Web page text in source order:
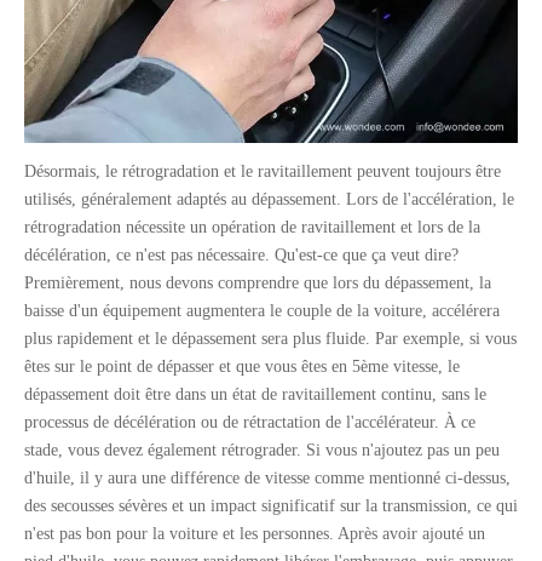
Désormais, le rétrogradation et le ravitaillement peuvent toujours être
utilisés, généralement adaptés au dépassement. Lors de l'accélération, le
rétrogradation nécessite un opération de ravitaillement et lors de la
décélération, ce n'est pas nécessaire. Qu'est-ce que ça veut dire?
Premièrement, nous devons comprendre que lors du dépassement, la
baisse d'un équipement augmentera le couple de la voiture, accélérera
plus rapidement et le dépassement sera plus fluide. Par exemple, si vous
êtes sur le point de dépasser et que vous êtes en 5ème vitesse, le
dépassement doit être dans un état de ravitaillement continu, sans le
processus de décélération ou de rétractation de l'accélérateur. À ce
stade, vous devez également rétrograder. Si vous n'ajoutez pas un peu
d'huile, il y aura une différence de vitesse comme mentionné ci-dessus,
des secousses sévères et un impact significatif sur la transmission, ce qui
n'est pas bon pour la voiture et les personnes. Après avoir ajouté un